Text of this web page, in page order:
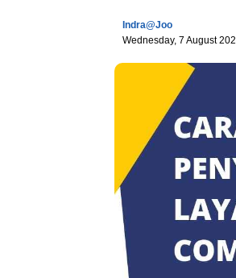
Indra@joo
Wednesday, 7 August